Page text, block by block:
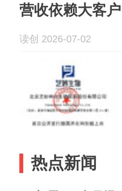
营收依赖大客
读创 2026-07-02
热点新闻